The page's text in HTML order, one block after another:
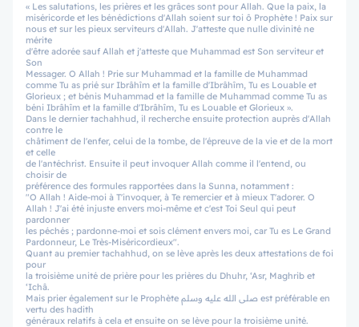
« Les salutations, les prières et les grâces sont pour Allah. Que la paix, la
miséricorde et les bénédictions d'Allah soient sur toi ô Prophète ! Paix sur
nous et sur les pieux serviteurs d'Allah. J'atteste que nulle divinité ne
mérite
d'être adorée sauf Allah et j'atteste que Muhammad est Son serviteur et
Son
Messager. O Allah ! Prie sur Muhammad et la famille de Muhammad
comme Tu as prié sur Ibrâhîm et la famille d'Ibrâhîm, Tu es Louable et
Glorieux ; et bénis Muhammad et la famille de Muhammad comme Tu as
béni Ibrâhîm et la famille d'Ibrâhîm, Tu es Louable et Glorieux ».
Dans le dernier tachahhud, il recherche ensuite protection auprès d'Allah
contre le
châtiment de l'enfer, celui de la tombe, de l'épreuve de la vie et de la mort
et celle
de l'antéchrist. Ensuite il peut invoquer Allah comme il l'entend, ou
choisir de
préférence des formules rapportées dans la Sunna, notamment :
"O Allah ! Aide-moi à T'invoquer, à Te remercier et à mieux T'adorer. O
Allah ! J'ai été injuste envers moi-même et c'est Toi Seul qui peut
pardonner
les péchés ; pardonne-moi et sois clément envers moi, car Tu es Le Grand
Pardonneur, Le Très-Miséricordieux".
Quant au premier tachahhud, on se lève après les deux attestations de foi
pour
la troisième unité de prière pour les prières du Dhuhr, ‘Asr, Maghrib et
‘Ichâ.
Mais prier également sur le Prophète صلى الله عليه وسلم est préférable en
vertu des hadith
généraux relatifs à cela et ensuite on se lève pour la troisième unité.